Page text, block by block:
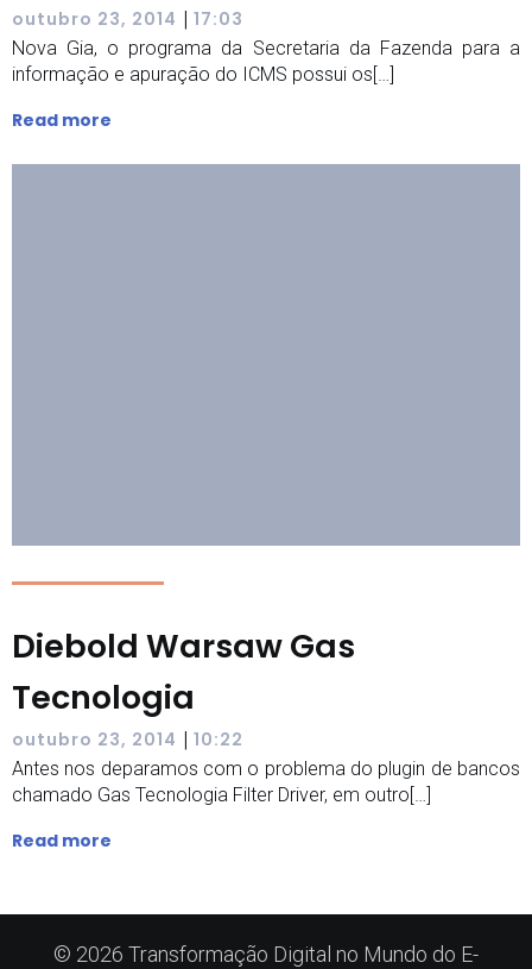
outubro 23, 2014 | 17:03
Nova Gia, o programa da Secretaria da Fazenda para a
informação e apuração do ICMS possui os[…]
Read more
Diebold Warsaw Gas
Tecnologia
outubro 23, 2014 | 10:22
Antes nos deparamos com o problema do plugin de bancos
chamado Gas Tecnologia Filter Driver, em outro[…]
Read more
© 2026 Transformação Digital no Mundo do E-